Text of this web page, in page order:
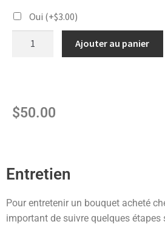
Oui (+$3.00)
Ajouter au panier
$50.00
Entretien
Pour entretenir un bouquet acheté
important de suivre quelques étapes